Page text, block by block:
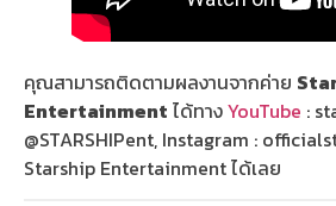
คุณสามารถติดตามผลงานจากค่าย
Entertainment ได้ทางYouTube :
@STARSHIPent, Instagram :
Starship Entertainment ได้เลย